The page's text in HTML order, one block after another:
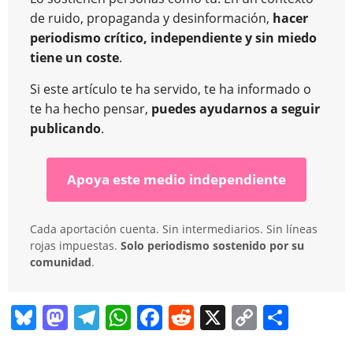
de ruido, propaganda y desinformación, hacer
periodismo crítico, independiente y sin miedo
tiene un coste.
Si este artículo te ha servido, te ha informado o
te ha hecho pensar, puedes ayudarnos a seguir
publicando.
Apoya este medio independiente
Cada aportación cuenta. Sin intermediarios. Sin líneas
rojas impuestas. Solo periodismo sostenido por su
comunidad.
Bl M T W F R X C